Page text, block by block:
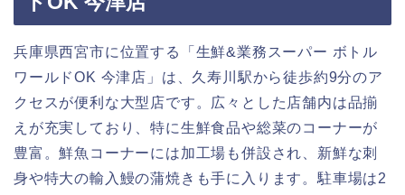
兵庫県西宮市に位置する「生鮮&業務スーパー ボトル
ワールドOK 今津店」は、久寿川駅から徒歩約9分のア
クセスが便利な大型店です。広々とした店舗内は品揃
えが充実しており、特に生鮮食品や総菜のコーナーが
豊富。鮮魚コーナーには加工場も併設され、新鮮な刺
身や特大の輸入鰻の蒲焼きも手に入ります。駐車場は2